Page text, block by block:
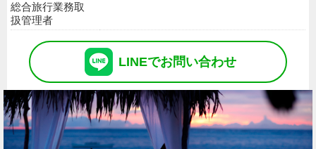
総合旅行業務取
扱管理者
LINEでお問い合わせ